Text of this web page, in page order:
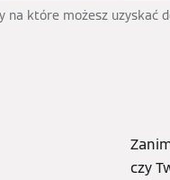
na które możesz uzyskać
czy